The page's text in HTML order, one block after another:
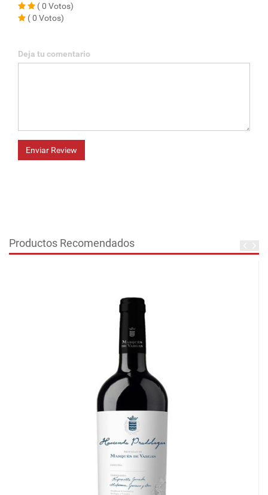
( 0 Votos)
( 0 Votos)
Deja tu comentario
Enviar Review
Productos Recomendados